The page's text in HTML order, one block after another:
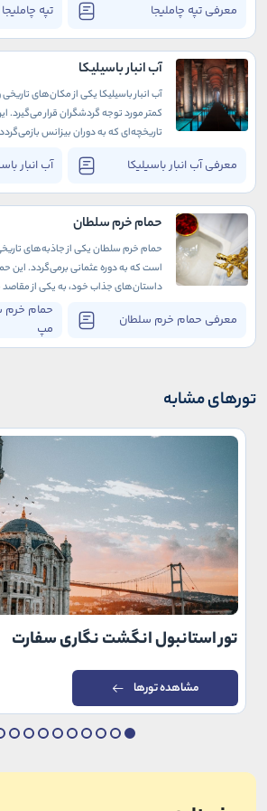
معرفی تپه چاملیجا تپه
را فراهم می‌کند.
آب انبار باسیلیکا
معرفی آب انبار باسیلیکا آب انبار
آب انبار باسیلیکا یکی از مکان‌های
کمتر مورد توجه گردشگران قرار می‌گیرد.
تاریخچه‌ای که به دوران بیزانس
حمام خرم سلطان
معرفی حمام خرم سلطان
حمام خرم
مپ
حمام خرم سلطان یکی از جاذبه‌های
است که به دوره عثمانی برمی‌گردد. این
داستان‌های جذاب خود، به یکی از
تورهای مشابه
تور استانبول انگشت نگاری سفارت
مشاهده تورها